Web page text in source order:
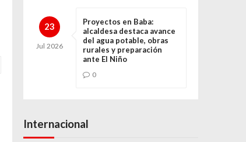
23
Jul 2026
Proyectos en Baba:
alcaldesa destaca avance
del agua potable, obras
rurales y preparación
ante El Niño
0
Internacional